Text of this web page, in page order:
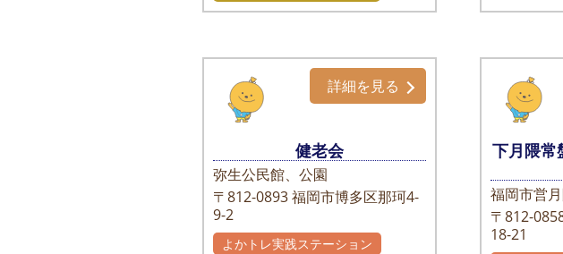
健老会
弥生公民館、公園
〒812-0893福岡市博多区那珂4-
9-2
詳細を見る
よかトレ実践ステーション
下月隈常
福岡市営
〒812-
18-21